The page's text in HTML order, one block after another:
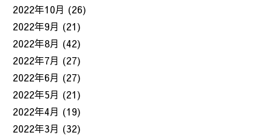
2022年10月 (26)
2022年9月 (21)
2022年8月 (42)
2022年7月 (27)
2022年6月 (27)
2022年5月 (21)
2022年4月 (19)
2022年3月 (32)